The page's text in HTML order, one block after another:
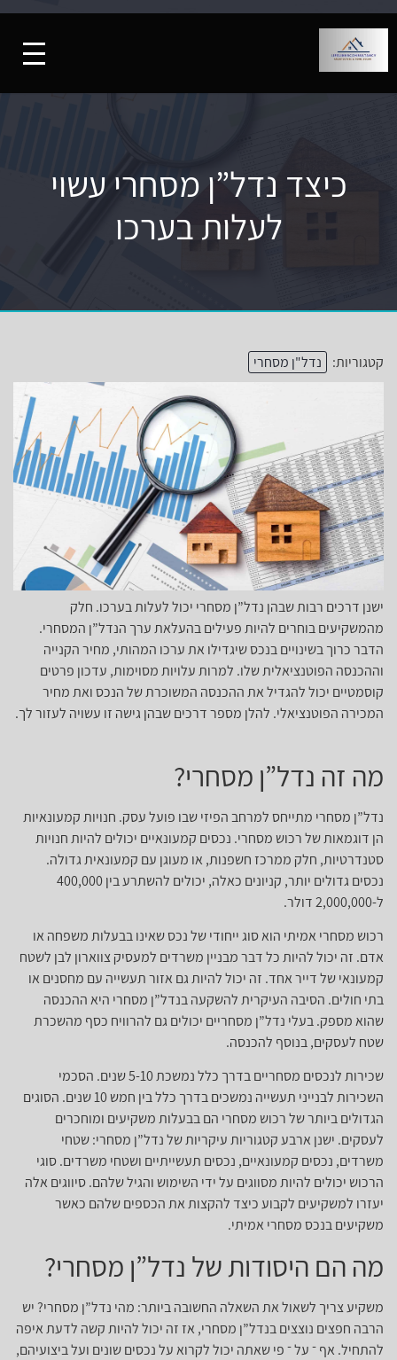
כיצד נדל”ן מסחרי עשוי
לעלות בערכו
קטגוריות: נדל"ן מסחרי
ישנן דרכים רבות שבהן נדל”ן מסחרי יכול לעלות בערכו. חלק
מהמשקיעים בוחרים להיות פעילים בהעלאת ערך הנדל”ן המסחרי.
הדבר כרוך בשינויים בנכס שיגדילו את ערכו המהותי, מחיר הקנייה
וההכנסה הפוטנציאלית שלו. למרות עלויות מסוימות, עדכון פרטים
קוסמטיים יכול להגדיל את ההכנסה המשוכרת של הנכס ואת מחיר
המכירה הפוטנציאלי. להלן מספר דרכים שבהן גישה זו עשויה לעזור לך.
מה זה נדל”ן מסחרי?
נדל”ן מסחרי מתייחס למרחב הפיזי שבו פועל עסק. חנויות קמעונאיות
הן דוגמאות של רכוש מסחרי. נכסים קמעונאיים יכולים להיות חנויות
סטנדרטיות, חלק ממרכז חשפנות, או מעוגן עם קמעונאית גדולה.
נכסים גדולים יותר, קניונים כאלה, יכולים להשתרע בין 400,000
ל-2,000,000 דולר.
רכוש מסחרי אמיתי הוא סוג ייחודי של נכס שאינו בבעלות משפחה או
אדם. זה יכול להיות כל דבר מבניין משרדים למעסיק צווארון לבן לשטח
קמעונאי של דייר אחד. זה יכול להיות גם אזור תעשייה עם מחסנים או
בתי חולים. הסיבה העיקרית להשקעה בנדל”ן מסחרי היא ההכנסה
שהוא מספק. בעלי נדל”ן מסחריים יכולים גם להרוויח כסף מהשכרת
שטח לעסקים, בנוסף להכנסה.
שכירות לנכסים מסחריים בדרך כלל נמשכת 5-10 שנים. הסכמי
השכירות לבנייני תעשייה נמשכים בדרך כלל בין חמש 10 שנים. הסוגים
הגדולים ביותר של רכוש מסחרי הם בבעלות משקיעים ומוחכרים
לעסקים. ישנן ארבע קטגוריות עיקריות של נדל”ן מסחרי: שטחי
משרדים, נכסים קמעונאיים, נכסים תעשייתיים ושטחי משרדים. סוגי
הרכוש יכולים להיות מסווגים על ידי השימוש והגיל שלהם. סיווגים אלה
יעזרו למשקיעים לקבוע כיצד להקצות את הכספים שלהם כאשר
משקיעים בנכס מסחרי אמיתי.
מה הם היסודות של נדל”ן מסחרי?
משקיע צריך לשאול את השאלה החשובה ביותר: מהי נדל”ן מסחרי? יש
הרבה חפצים נוצצים בנדל”ן מסחרי, אז זה יכול להיות קשה לדעת איפה
להתחיל. אף ־ על ־ פי שאתה יכול לקרוא על נכסים שונים ועל ביצועיהם,